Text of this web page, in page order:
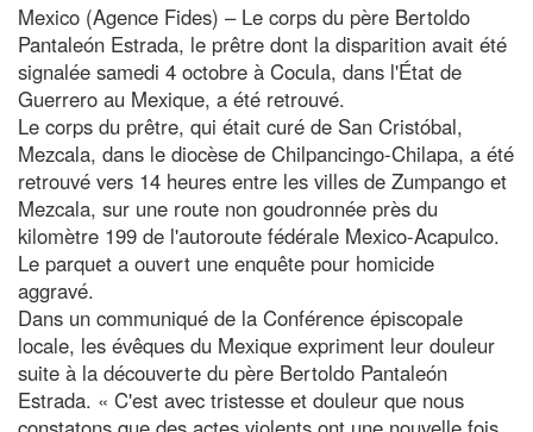
Mexico (Agence Fides) – Le corps du père Bertoldo
Pantaleón Estrada, le prêtre dont la disparition avait été
signalée samedi 4 octobre à Cocula, dans l'État de
Guerrero au Mexique, a été retrouvé.
Le corps du prêtre, qui était curé de San Cristóbal,
Mezcala, dans le diocèse de Chilpancingo-Chilapa, a été
retrouvé vers 14 heures entre les villes de Zumpango et
Mezcala, sur une route non goudronnée près du
kilomètre 199 de l'autoroute fédérale Mexico-Acapulco.
Le parquet a ouvert une enquête pour homicide
aggravé.
Dans un communiqué de la Conférence épiscopale
locale, les évêques du Mexique expriment leur douleur
suite à la découverte du père Bertoldo Pantaleón
Estrada. « C'est avec tristesse et douleur que nous